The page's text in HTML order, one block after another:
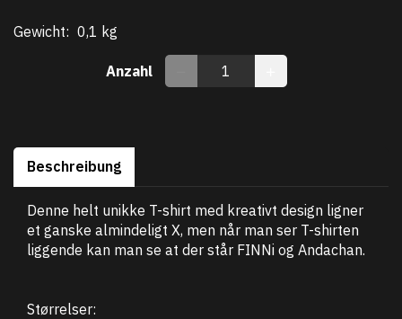
Gewicht: 0,1 kg
Anzahl
Beschreibung
Denne helt unikke T-shirt med kreativt design ligner
et ganske almindeligt X, men når man ser T-shirten
liggende kan man se at der står FINNi og Andachan.
Størrelser: